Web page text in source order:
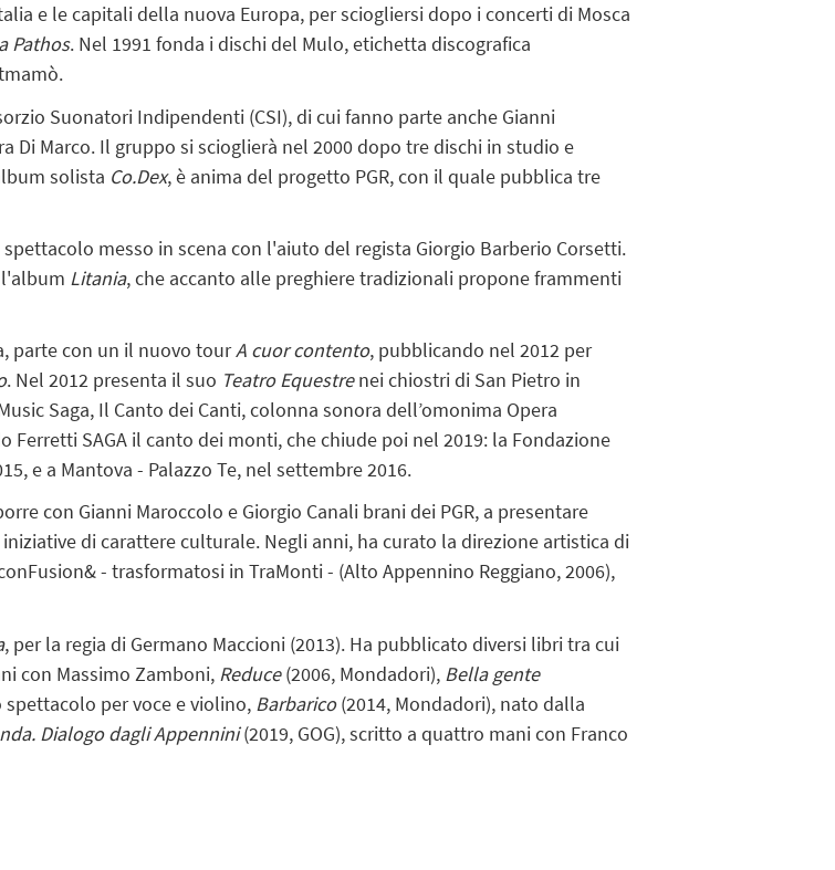
e le capitali della nuova Europa, per sciogliersi dopo i concerti di Mosca
Pathos. Nel 1991 fonda i dischi del Mulo, etichetta discografica
Suonatori Indipendenti (CSI), di cui fanno parte anche Gianni
Di Marco. Il gruppo si scioglierà nel 2000 dopo tre dischi in studio e
solista Co.Dex, è anima del progetto PGR, con il quale pubblica tre
messo in scena con l'aiuto del regista Giorgio Barberio Corsetti.
Litania, che accanto alle preghiere tradizionali propone frammenti
parte con un il nuovo tourA cuor contento, pubblicando nel 2012 per
. Nel 2012 presenta il suo Teatro Equestrenei chiostri di San Pietro in
Saga, Il Canto dei Canti, colonna sonora dell’omonima Opera
Ferretti SAGA il canto dei monti, che chiude poi nel 2019: la Fondazione
e a Mantova - Palazzo Te, nel settembre 2016.
con Gianni Maroccolo e Giorgio Canali brani dei PGR, a presentare
di carattere culturale. Negli anni, ha curato la direzione artistica di
- trasformatosi in TraMonti - (Alto Appennino Reggiano, 2006),
, per la regia di Germano Maccioni (2013). Ha pubblicato diversi libri tra cui
con Massimo Zamboni, Reduce(2006, Mondadori), Bella gente
per voce e violino, Barbarico(2014, Mondadori), nato dalla
Dialogo dagli Appennini(2019, GOG), scritto a quattro mani con Franco